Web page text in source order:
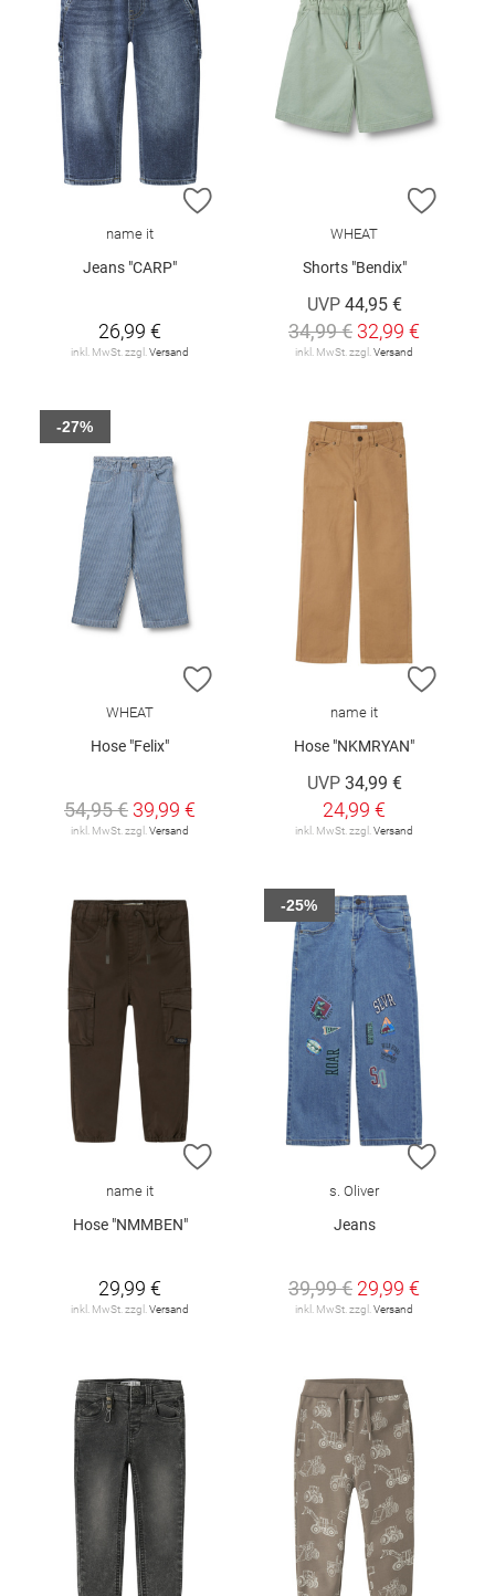
ZUR WUNSCHLISTE HINZUFÜGEN
name it
Jeans "CARP"
26,99 €
inkl. MwSt. zzgl. Versand
ZUR
WHEAT
Shorts "Bendix"
UVP 44,95 €
34,99 € 32,99 €
inkl. MwSt. zzgl. Versand
ZUR WUNSCHLISTE HINZUFÜGEN
WHEAT
Hose "Felix"
54,95 € 39,99 €
inkl. MwSt. zzgl. Versand
-27%
ZUR
name it
Hose "NKMRYAN"
UVP 34,99 €
24,99 €
inkl. MwSt. zzgl. Versand
ZUR WUNSCHLISTE HINZUFÜGEN
name it
Hose "NMMBEN"
29,99 €
inkl. MwSt. zzgl. Versand
ZUR
s. Oliver
Jeans
39,99 € 29,99 €
inkl. MwSt. zzgl. Versand
-25%